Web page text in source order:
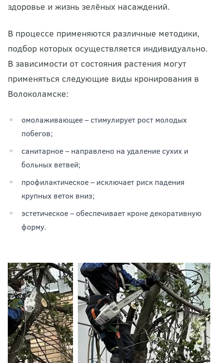
здоровье и жизнь зелёных насаждений.
В процессе применяются различные методики,
подбор которых осуществляется индивидуально.
В зависимости от состояния растения могут
применяться следующие виды кронирования в
Волоколамске:
омолаживающее – стимулирует рост молодых
побегов;
санитарное – направлено на удаление сухих и
больных ветвей;
профилактическое – исключает риск падения
крупных веток вниз;
эстетическое – обеспечивает кроне декоративную
форму.